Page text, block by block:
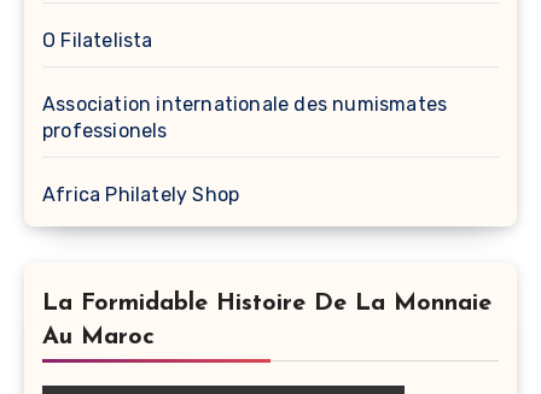
O Filatelista
Association internationale des numismates
professionels
Africa Philately Shop
La Formidable Histoire De La Monnaie
Au Maroc